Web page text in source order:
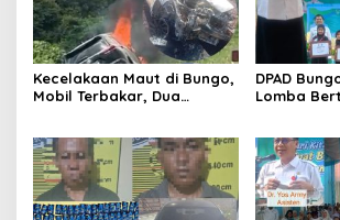
Kecelakaan Maut di Bungo,
Mobil Terbakar, Dua
DPAD
Lomba